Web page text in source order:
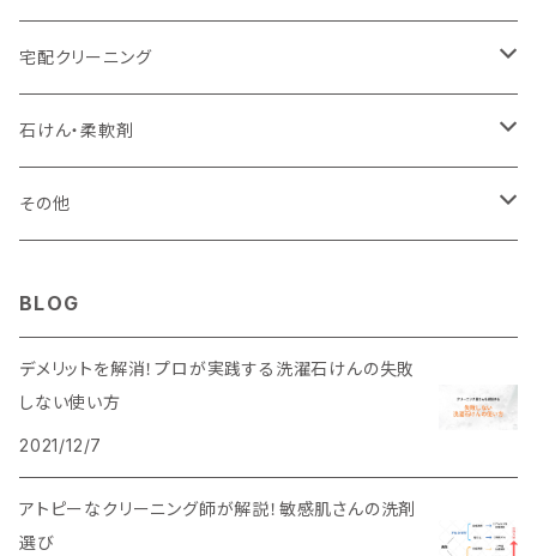
宅配クリーニング
衣服のクリーニング
通常納期（※出来上がり次第発送）
布団のクリーニング
石けん・柔軟剤
石けん
その他
BLOG
デメリットを解消！プロが実践する洗濯石けんの失敗
しない使い方
2021/12/7
アトピーなクリーニング師が解説！敏感肌さんの洗剤
選び